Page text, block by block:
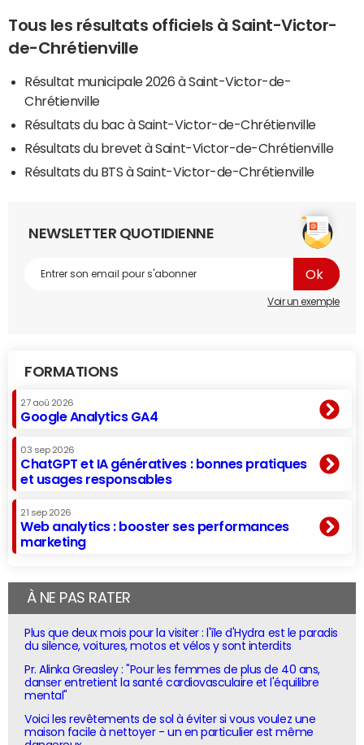
Tous les résultats officiels à Saint-Victor-
de-Chrétienville
Résultat municipale 2026 à Saint-Victor-de-
Chrétienville
Résultats du bac à Saint-Victor-de-Chrétienville
Résultats du brevet à Saint-Victor-de-Chrétienville
Résultats du BTS à Saint-Victor-de-Chrétienville
NEWSLETTER QUOTIDIENNE
Voir un exemple
FORMATIONS
27 aoû 2026
Google Analytics GA4
03 sep 2026
ChatGPT et IA génératives : bonnes pratiques
et usages responsables
21 sep 2026
Web analytics : booster ses performances
marketing
À NE PAS RATER
Plus que deux mois pour la visiter : l'île d'Hydra est le paradis
du silence, voitures, motos et vélos y sont interdits
Pr. Alinka Greasley : "Pour les femmes de plus de 40 ans,
danser entretient la santé cardiovasculaire et l'équilibre
mental"
Voici les revêtements de sol à éviter si vous voulez une
maison facile à nettoyer - un en particulier est même